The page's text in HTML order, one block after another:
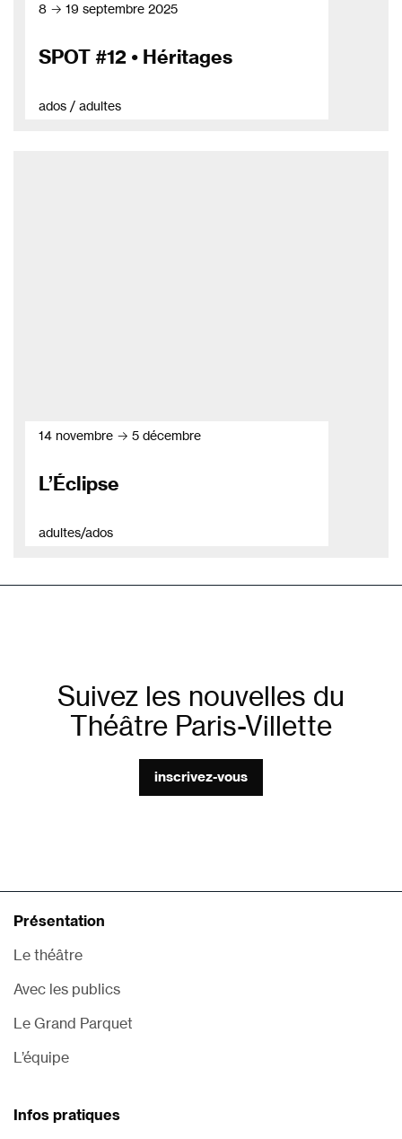
8 → 19 septembre 2025
SPOT #12 • Héritages
ados / adultes
14 novembre → 5 décembre
L’Éclipse
adultes/ados
Suivez les nouvelles du
Théâtre Paris-Villette
inscrivez-vous
Présentation
Le théâtre
Avec les publics
Le Grand Parquet
L’équipe
Infos pratiques